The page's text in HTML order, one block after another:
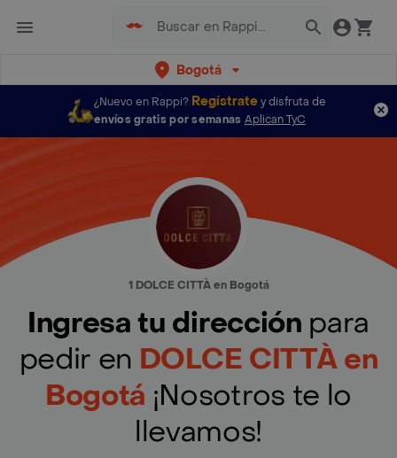
Bogotá
¿Nuevo en Rappi? Regístratey disfruta de
envíos gratis por semanas Aplican TyC
1 DOLCE CITTÀ en Bogotá
Ingresa tu dirección para
pedir en DOLCE CITTÀ en
Bogotá ¡Nosotros te lo
llevamos!